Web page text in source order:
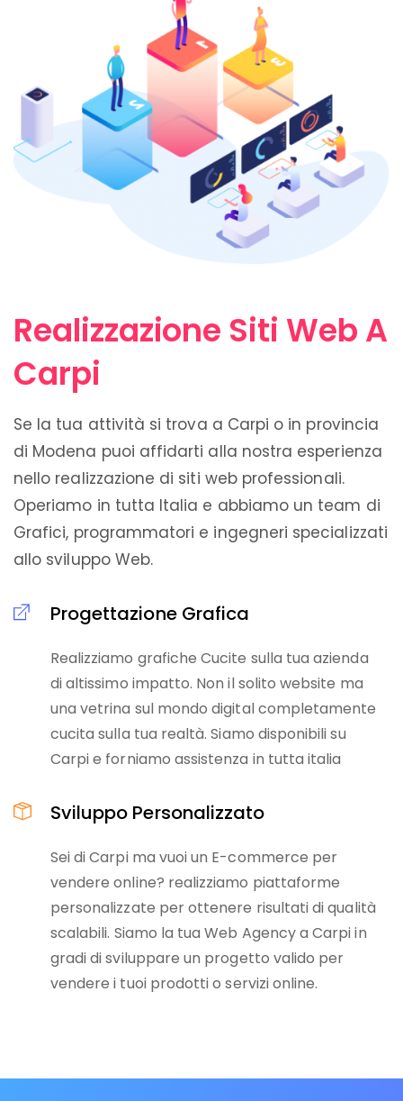
Realizzazione Siti Web A
Carpi
Se la tua attività si trova a Carpi o in provincia
di Modena puoi affidarti alla nostra esperienza
nello realizzazione di siti web professionali.
Operiamo in tutta Italia e abbiamo un team di
Grafici, programmatori e ingegneri specializzati
allo sviluppo Web.
Progettazione Grafica
Realizziamo grafiche Cucite sulla tua azienda
di altissimo impatto. Non il solito website ma
una vetrina sul mondo digital completamente
cucita sulla tua realtà. Siamo disponibili su
Carpi e forniamo assistenza in tutta italia
Sviluppo Personalizzato
Sei di Carpi ma vuoi un E-commerce per
vendere online? realizziamo piattaforme
personalizzate per ottenere risultati di qualità
scalabili. Siamo la tua Web Agency a Carpi in
gradi di sviluppare un progetto valido per
vendere i tuoi prodotti o servizi online.